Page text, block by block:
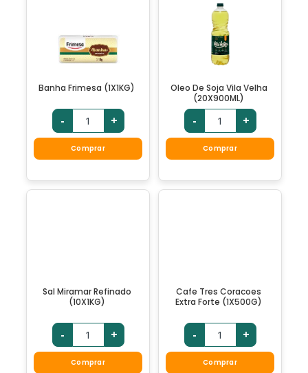
Banha Frimesa (1X1KG)
- +
Comprar
Oleo De Soja Vila Velha
(20X900ML)
- +
Comprar
Sal Miramar Refinado
(10X1KG)
- +
Comprar
Cafe Tres Coracoes
Extra Forte (1X500G)
- +
Comprar